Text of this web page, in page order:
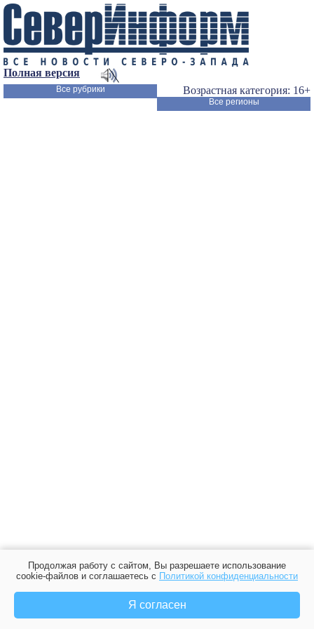
Полная версия
Возрастная категория: 16+
Все рубрики
Все регионы
Продолжая работу с сайтом, Вы разрешаете использование
cookie-файлов и соглашаетесь с Политикой конфиденциальности
Я согласен